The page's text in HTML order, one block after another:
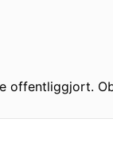
offentliggjort.